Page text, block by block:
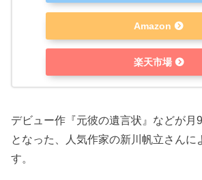
Amazon
楽天市場
デビュー作『元彼の遺言状』などが月
となった、人気作家の新川帆立さんに
す。